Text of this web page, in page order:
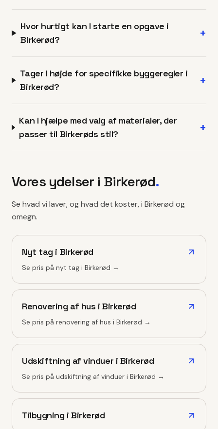
Hvor hurtigt kan I starte en opgave i
Birkerød?
+
Tager I højde for specifikke byggeregler i
Birkerød?
+
Kan I hjælpe med valg af materialer, der
passer til Birkerøds stil?
+
Vores ydelser i Birkerød.
Se hvad vi laver, og hvad det koster, i Birkerød og
omegn.
Nyt tag i Birkerød
Se pris på nyt tag i Birkerød →
Renovering af hus iBirkerød
Se pris på renovering af hus i Birkerød →
Udskiftning af vinduer i Birkerød
Se pris på udskiftning af vinduer i Birkerød →
Tilbygning iBirkerød